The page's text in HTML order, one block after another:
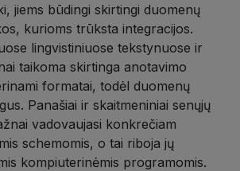
jiems būdingi skirtingi duomenų
kurioms trūksta integracijos.
lingvistiniuose tekstynuose ir
taikoma skirtinga anotavimo
formatai, todėl duomenų
Panašiai ir skaitmeniniai senųjų
vadovaujasi konkrečiam
schemomis, o tai riboja jų
kompiuterinėmis programomis.